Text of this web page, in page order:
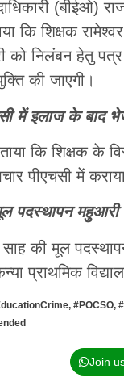
(बीईओ)
कि शिक्षक
को निलंबन हेतु
की जाएगी।
में इलाज के बाद
कि शिक्षक के
पीएचसी में
पदस्थापन महुआरी
साह की मूल
प्राथमिक
, #POCSO,
Join